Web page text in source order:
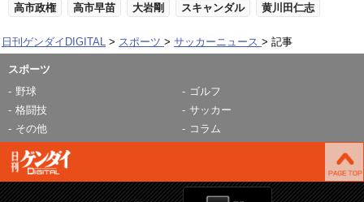
高市政権 高市早苗 大岩剛 スキャンダル 黄川田仁志
日刊ゲンダイDIGITAL スポーツ サッカーニュース 記事
スポーツ
野球
ゴルフ
格闘技
サッカー
その他
コラム